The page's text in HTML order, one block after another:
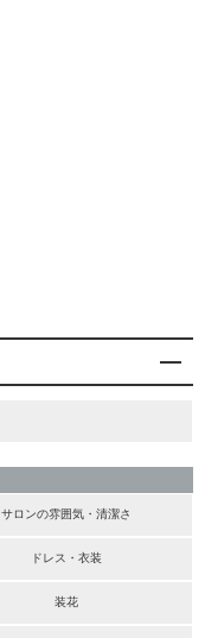
サロンの雰囲気・清潔さ
ドレス・衣装
装花